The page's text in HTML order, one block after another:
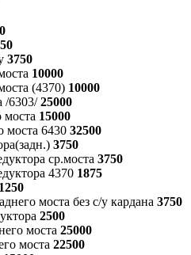
3750
10000
(4370) 10000
/6303/25000
моста 15000
моста 6430 32500
3750
ср.моста 3750
4370 1875
1250
моста без с/у кардана 3750
2500
моста 25000
моста 22500